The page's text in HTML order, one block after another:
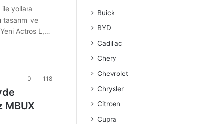
ile yollara
ve
Actros L,…
0 118
MBUX
Buick
BYD
Cadillac
Chery
Chevrolet
Chrysler
Citroen
Cupra